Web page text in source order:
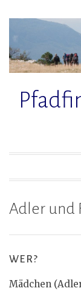
Inhalt
springen
Adler und
WER?
Mädchen